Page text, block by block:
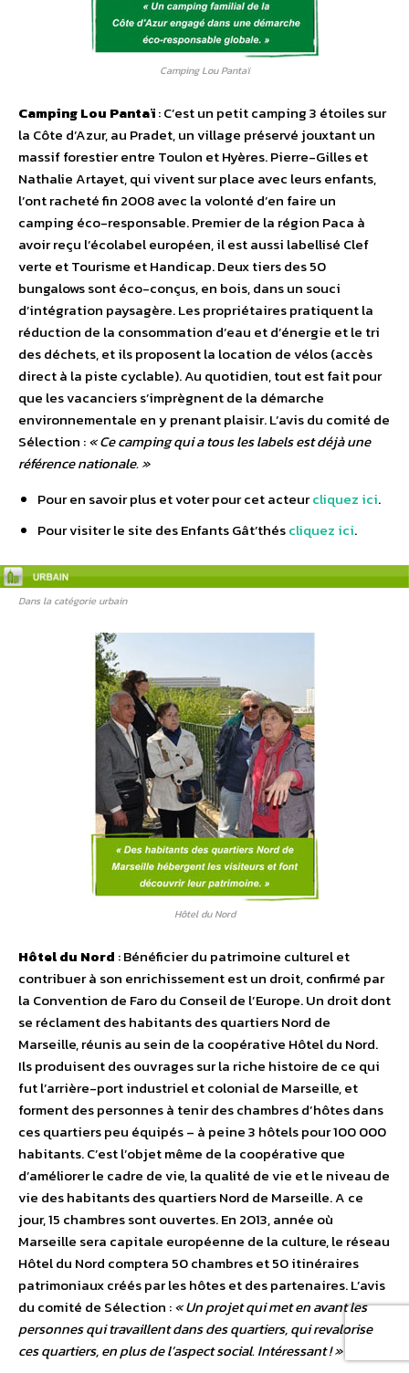
Camping Lou Pantaï
Camping Lou Pantaï: C’est un petit camping 3 étoiles sur
la Côte d’Azur, au Pradet, un village préservé jouxtant un
massif forestier entre Toulon et Hyères. Pierre-Gilles et
Nathalie Artayet, qui vivent sur place avec leurs enfants,
l’ont racheté fin 2008 avec la volonté d’en faire un
camping éco-responsable. Premier de la région Paca à
avoir reçu l’écolabel européen, il est aussi labellisé Clef
verte et Tourisme et Handicap. Deux tiers des 50
bungalows sont éco-conçus, en bois, dans un souci
d’intégration paysagère. Les propriétaires pratiquent la
réduction de la consommation d’eau et d’énergie et le tri
des déchets, et ils proposent la location de vélos (accès
direct à la piste cyclable). Au quotidien, tout est fait pour
que les vacanciers s’imprègnent de la démarche
environnementale en y prenant plaisir. L’avis du comité de
Sélection :« Ce camping qui a tous les labels est déjà une
référence nationale. »
Pour en savoir plus et voter pour cet acteurcliquez ici.
Pour visiter le site des Enfants Gât’théscliquez ici.
Dans la catégorie urbain
Hôtel du Nord
Hôtel du Nord : Bénéficier du patrimoine culturel et
contribuer à son enrichissement est un droit, confirmé par
la Convention de Faro du Conseil de l’Europe. Un droit dont
se réclament des habitants des quartiers Nord de
Marseille, réunis au sein de la coopérative Hôtel du Nord.
Ils produisent des ouvrages sur la riche histoire de ce qui
fut l’arrière-port industriel et colonial de Marseille, et
forment des personnes à tenir des chambres d’hôtes dans
ces quartiers peu équipés – à peine 3 hôtels pour 100 000
habitants. C’est l’objet même de la coopérative que
d’améliorer le cadre de vie, la qualité de vie et le niveau de
vie des habitants des quartiers Nord de Marseille. A ce
jour, 15 chambres sont ouvertes. En 2013, année où
Marseille sera capitale européenne de la culture, le réseau
Hôtel du Nord comptera 50 chambres et 50 itinéraires
patrimoniaux créés par les hôtes et des partenaires. L’avis
du comité de Sélection :« Un projet qui met en avant les
personnes qui travaillent dans des quartiers, qui revalorise
ces quartiers, en plus de l’aspect social. Intéressant ! »